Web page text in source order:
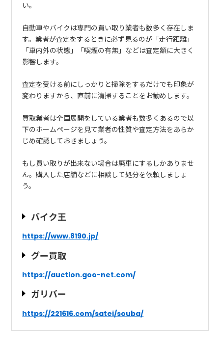
い。
自動車やバイクは専門の買い取り業者も数多く存在しま
す。業者が査定をするときに必ず見るのが「走行距離」
「車内外の状態」「喫煙の有無」などは査定額に大きく
影響します。
査定を受ける前にしっかりと掃除をするだけでも印象が
変わりますから、直前に清掃することをお勧めします。
買取業者は全国展開をしている業者も数多くあるので以
下のホームページを見て業者の性質や査定方法をあらか
じめ確認しておきましょう。
もし買い取りが出来ない場合は廃車にするしかありませ
ん。購入した店舗などに相談して処分を依頼しましょ
う。
バイク王
https://www.8190.jp/
グー買取
https://auction.goo-net.com/
ガリバー
https://221616.com/satei/souba/